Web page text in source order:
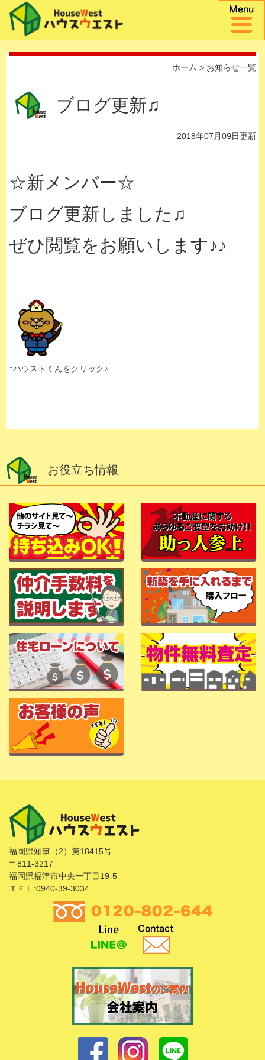
ホーム > お知らせ一覧
ブログ更新♫
2018年07月09日更新
☆新メンバー☆
ブログ更新しました♫
ぜひ閲覧をお願いします♪♪
↑ハウストくんをクリック♪
お役立ち情報
福岡県知事（2）第18415号
〒811-3217
福岡県福津市中央一丁目19-5
ＴＥＬ:0940-39-3034